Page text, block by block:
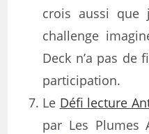
crois aussi que
challenge
Deck n’a pas de
participation.
Le Défi lecture
par Les Plumes